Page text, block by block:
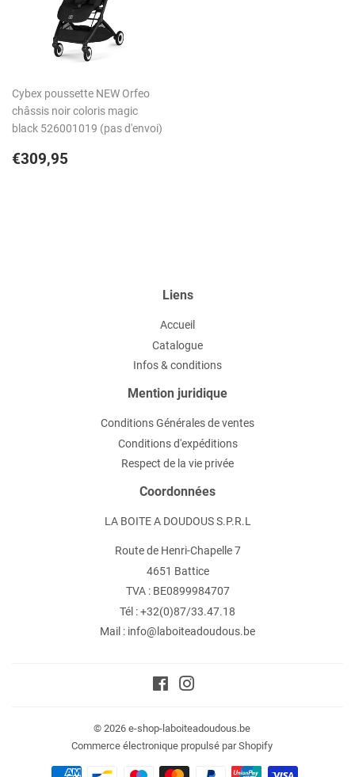
Cybex poussette NEW Orfeo
châssis noir coloris magic
black 526001019 (pas d'envoi)
Prix
€309,95
Liens
Accueil
Catalogue
Infos & conditions
Mention juridique
Conditions Générales de ventes
Conditions d'expéditions
Respect de la vie privée
Coordonnées
LA BOITE A DOUDOUS S.P.R.L
Route de Henri-Chapelle 7
4651 Battice
TVA : BE0899984707
Tél : +32(0)87/33.47.18
Mail : info@laboiteadoudous.be
Facebook
© 2026 e-shop-laboiteadoudous.be
Commerce électronique propulsé par Shopify